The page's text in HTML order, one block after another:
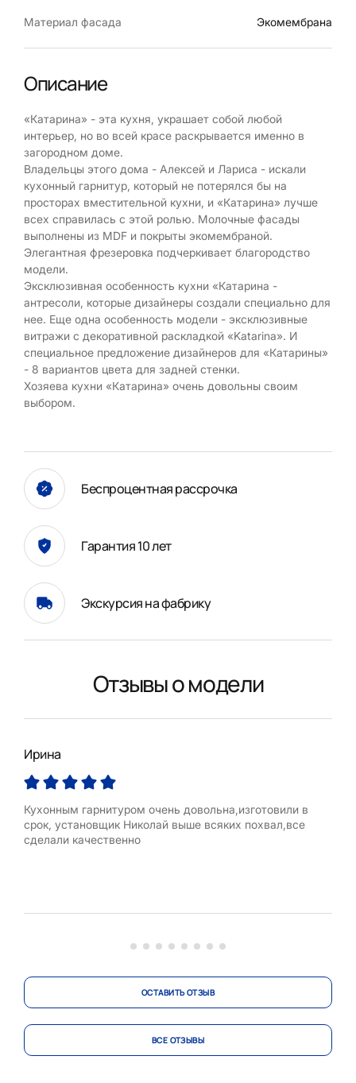
Материал фасада Экомембрана
Описание
«Катарина» - эта кухня, украшает собой любой
интерьер, но во всей красе раскрывается именно в
загородном доме.
Владельцы этого дома - Алексей и Лариса - искали
кухонный гарнитур, который не потерялся бы на
просторах вместительной кухни, и «Катарина» лучше
всех справилась с этой ролью. Молочные фасады
выполнены из MDF и покрыты экомембраной.
Элегантная фрезеровка подчеркивает благородство
модели.
Эксклюзивная особенность кухни «Катарина -
антресоли, которые дизайнеры создали специально для
нее. Еще одна особенность модели - эксклюзивные
витражи с декоративной раскладкой «Katarina». И
специальное предложение дизайнеров для «Катарины»
- 8 вариантов цвета для задней стенки.
Хозяева кухни «Катарина» очень довольны своим
выбором.
Беспроцентная рассрочка
Гарантия 10 лет
Экскурсия на фабрику
Отзывы о модели
Ирина
Кухонным гарнитуром очень довольна,изготовили в
срок, установщик Николай выше всяких похвал,все
сделали качественно
ОСТАВИТЬ ОТЗЫВ
ВСЕ ОТЗЫВЫ